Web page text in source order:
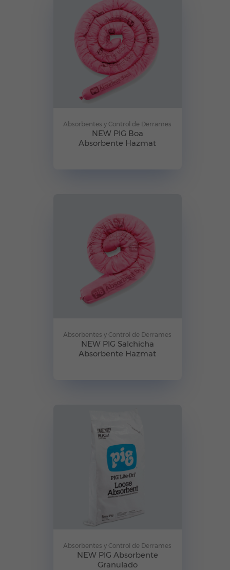
Absorbentes y Control de Derrames
NEW PIG Boa
Absorbente Hazmat
Absorbentes y Control de Derrames
NEW PIG Salchicha
Absorbente Hazmat
Absorbentes y Control de Derrames
NEW PIG Absorbente
Granulado